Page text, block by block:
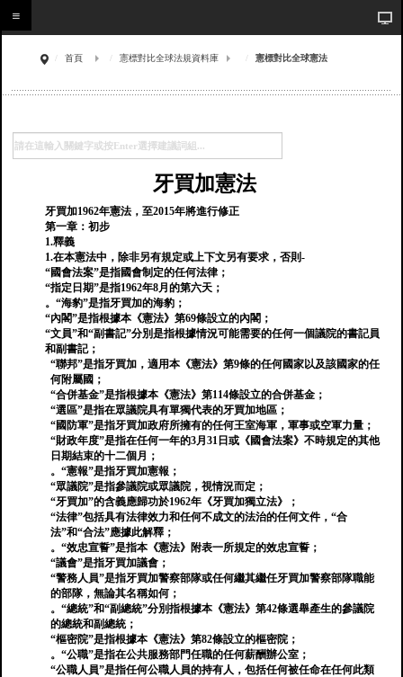
首頁 憲標對比全球法規資料庫 憲標對比全球憲法
牙買加憲法
牙買加1962年憲法，至2015年將進行修正
第一章：初步
1.釋義
1.在本憲法中，除非另有規定或上下文另有要求，否則-
“國會法案”是指國會制定的任何法律；
“指定日期”是指1962年8月的第六天；
。“海豹”是指牙買加的海豹；
“內閣”是指根據本《憲法》第69條設立的內閣；
“文員”和“副書記”分別是指根據情況可能需要的任何一個議院的書記員
和副書記；
“聯邦”是指牙買加，適用本《憲法》第9條的任何國家以及該國家的任
何附屬國；
“合併基金”是指根據本《憲法》第114條設立的合併基金；
“選區”是指在眾議院具有單獨代表的牙買加地區；
“國防軍”是指牙買加政府所擁有的任何王室海軍，軍事或空軍力量；
“財政年度”是指在任何一年的3月31日或《國會法案》不時規定的其他
日期結束的十二個月；
。“憲報”是指牙買加憲報；
“眾議院”是指參議院或眾議院，視情況而定；
“牙買加”的含義應歸功於1962年《牙買加獨立法》；
“法律”包括具有法律效力和任何不成文的法治的任何文件，“合
法”和“合法”應據此解釋；
。“效忠宣誓”是指本《憲法》附表一所規定的效忠宣誓；
“議會”是指牙買加議會；
“警務人員”是指牙買加警察部隊或任何繼其繼任牙買加警察部隊職能
的部隊，無論其名稱如何；
。“總統”和“副總統”分別指根據本《憲法》第42條選舉產生的參議院
的總統和副總統；
“樞密院”是指根據本《憲法》第82條設立的樞密院；
。“公職”是指在公共服務部門任職的任何薪酬辦公室；
“公職人員”是指任何公職人員的持有人，包括任何被任命在任何此類